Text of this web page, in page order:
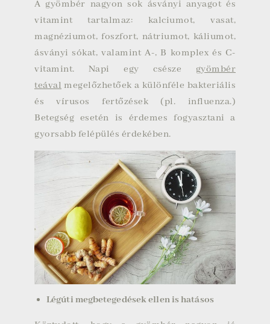
A gyömbér nagyon sok ásványi anyagot és
vitamint tartalmaz: kalciumot, vasat,
magnéziumot, foszfort, nátriumot, káliumot,
ásványi sókat, valamint A-, B komplex és C-
vitamint. Napi egy csésze gyömbér
teával megelőzhetőek a különféle bakteriális
és vírusos fertőzések (pl. influenza.)
Betegség esetén is érdemes fogyasztani a
gyorsabb felépülés érdekében.
Légúti megbetegedések ellen is hatásos